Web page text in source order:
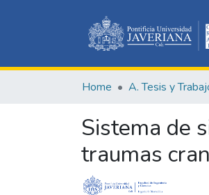
Home A. Tesis y
Sistema de
traumas